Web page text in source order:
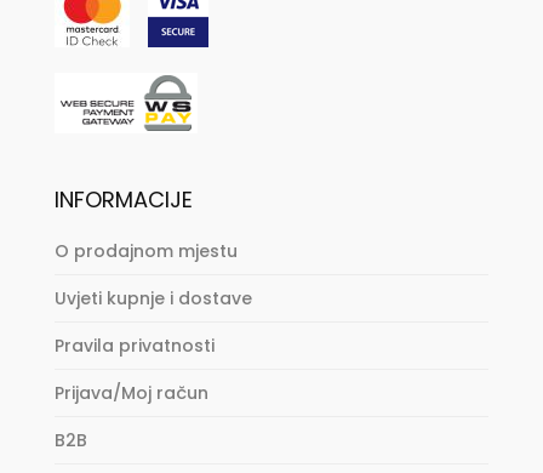
INFORMACIJE
O prodajnom mjestu
Uvjeti kupnje i dostave
Pravila privatnosti
Prijava/Moj račun
B2B